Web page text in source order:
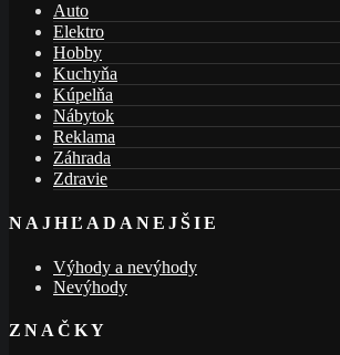
Auto
Elektro
Hobby
Kuchyňa
Kúpelňa
Nábytok
Reklama
Záhrada
Zdravie
NAJHĽADANEJŠIE
Výhody a nevýhody
Nevýhody
ZNAČKY